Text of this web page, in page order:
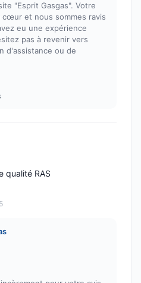
"Esprit Gasgas". Votre
et nous sommes ravis
eu une expérience
pas à revenir vers
d'assistance ou de
qualité RAS